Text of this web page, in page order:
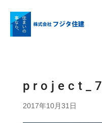
project_7
2017年10月31日